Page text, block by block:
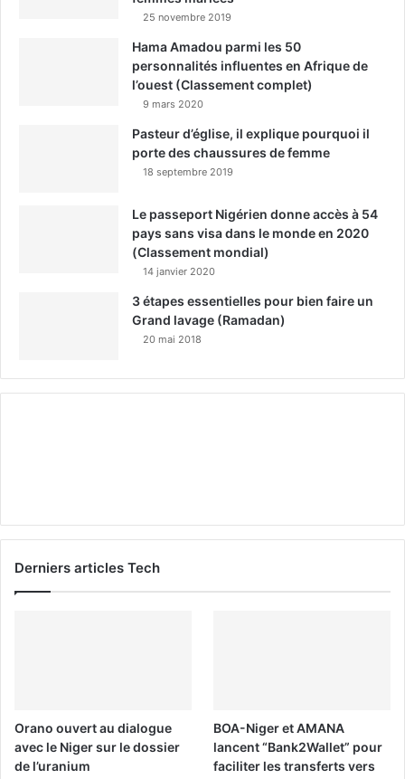
25 novembre 2019
Hama Amadou parmi les 50
personnalités influentes en Afrique de
l’ouest (Classement complet)
9 mars 2020
Pasteur d’église, il explique pourquoi il
porte des chaussures de femme
18 septembre 2019
Le passeport Nigérien donne accès à 54
pays sans visa dans le monde en 2020
(Classement mondial)
14 janvier 2020
3 étapes essentielles pour bien faire un
Grand lavage (Ramadan)
20 mai 2018
Derniers articles Tech
Orano ouvert au dialogue
avec le Niger sur le dossier
de l’uranium
BOA-Niger et AMANA
lancent “Bank2Wallet” pour
faciliter les transferts vers